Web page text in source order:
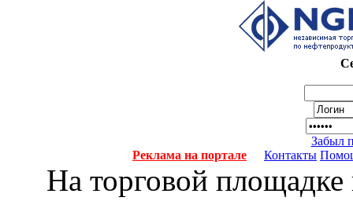
Забыл
Реклама на портале
Контакты
На торговой